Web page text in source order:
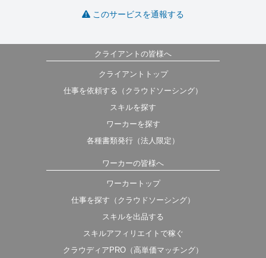
このサービスを通報する
クライアントの皆様へ
クライアントトップ
仕事を依頼する（クラウドソーシング）
スキルを探す
ワーカーを探す
各種書類発行（法人限定）
ワーカーの皆様へ
ワーカートップ
仕事を探す（クラウドソーシング）
スキルを出品する
スキルアフィリエイトで稼ぐ
クラウディアPRO（高単価マッチング）